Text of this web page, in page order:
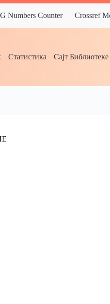
Numbers Counter Crossref
Статистика Сајт Библиотеке